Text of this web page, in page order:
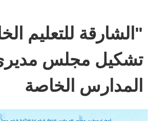
"الشارقة للتعليم
تشكيل مجلس
المدارس الخاصة